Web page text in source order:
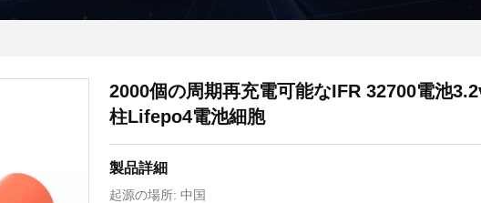
2000個の周期再充電可能なIFR 32700電池
柱Lifepo4電池細胞
製品詳細
起源の場所: 中国